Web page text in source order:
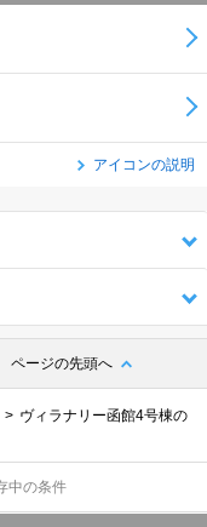
アイコンの説明
ページの先頭へ
ヴィラナリー函館4号棟の
中の条件